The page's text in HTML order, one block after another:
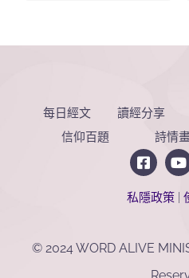
每日經文 讀經分享
信仰百題
詩情
私隱政策
© 2024 WORD ALIVE